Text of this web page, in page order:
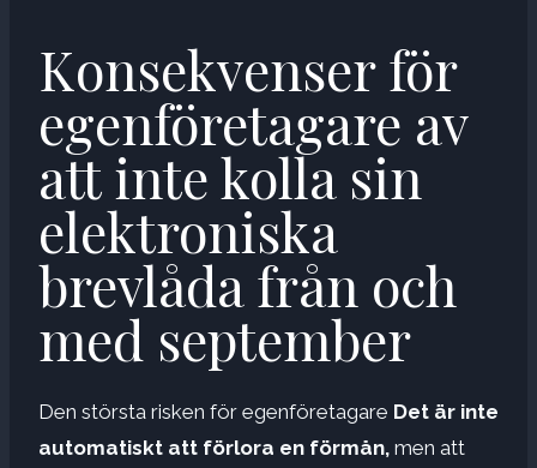
Konsekvenser för
egenföretagare av
att inte kolla sin
elektroniska
brevlåda från och
med september
Den största risken för egenföretagare Det är inte
automatiskt att förlora en förmån, men att